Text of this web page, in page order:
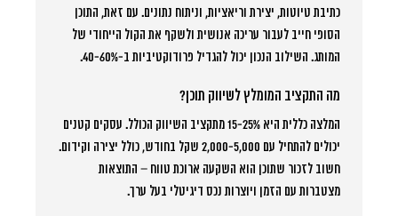
כתיבת טיוטות, יצירת וריאציות, וניתוח נתונים. עם זאת, התוכן
הסופי חייב לעבור עריכה אנושית ולשקף את הקול הייחודי של
המותג. השילוב הנכון יכול להגדיל פרודוקטיביות ב-40-60%.
מה התקציב המומלץ לשיווק תוכן?
המלצה כללית היא 15-25% מתקציב השיווק הכולל. עסקים קטנים
יכולים להתחיל עם 2,000-5,000 שקל בחודש, כולל יצירה וקידום.
חשוב לזכור שתוכן הוא השקעה ארוכת טווח – התוצאות
מצטברות עם הזמן ויוצרות נכס דיגיטלי בעל ערך.